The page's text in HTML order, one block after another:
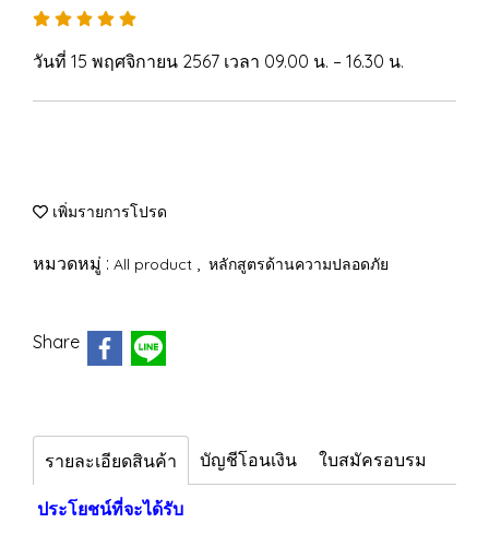
วันที่ 15 พฤศจิกายน 2567 เวลา 09.00 น. – 16.30 น.
เพิ่มรายการโปรด
หมวดหมู่ : All product , หลักสูตรด้านความปลอดภัย
Share
รายละเอียดสินค้า บัญชีโอนเงิน ใบสมัครอบรม
ประโยชน์ที่จะได้รับ